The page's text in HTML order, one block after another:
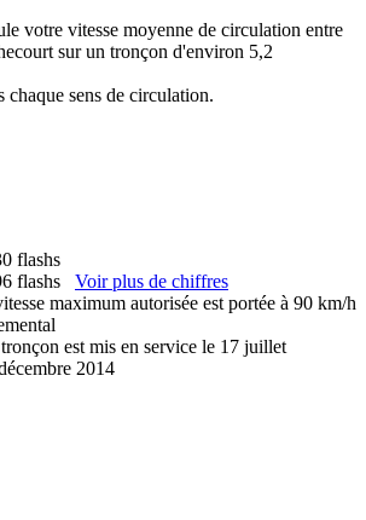
votre vitesse moyenne de circulation entre
sur un tronçon d'environ 5,2
chaque sens de circulation.
flashs
flashs Voir plus de chiffres
maximum autorisée est portée à 90 km/h
est mis en service le 17 juillet
2014